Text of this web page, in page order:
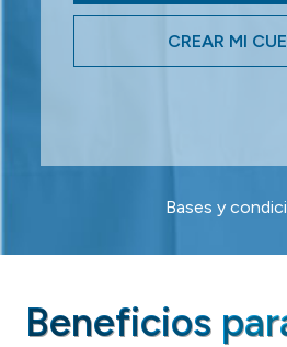
CREAR MI
Bases y
Beneficios